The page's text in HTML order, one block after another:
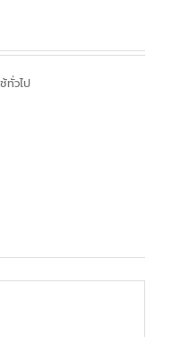
ทั่วไป